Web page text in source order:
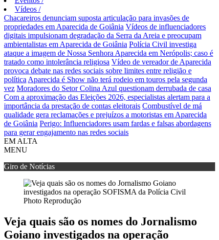
Vídeos /
Chacareiros denunciam suposta articulação para invasões de
propriedades em Aparecida de Goiânia Vídeos de influenciadores
digitais impulsionam degradação da Serra da Areia e preocupam
ambientalistas em Aparecida de Goiânia Polícia Civil investiga
ataque a imagem de Nossa Senhora Aparecida em Nerópolis; caso é
tratado como intolerância religiosa Vídeo de vereador de Aparecida
provoca debate nas redes sociais sobre limites entre religião e
política Aparecida é Show não terá rodeio em touros pela segunda
vez Moradores do Setor Colina Azul questionam derrubada de casa
Com a aproximação das Eleições 2026, especialistas alertam para a
importância da prestação de contas eleitorais Combustível de má
qualidade gera reclamações e prejuízos a motoristas em Aparecida
de Goiânia Perigo: Influenciadores usam fardas e falsas abordagens
para gerar engajamento nas redes sociais
EM ALTA
MENU
Giro de Notícias
Photo Reprodução
Veja quais são os nomes do Jornalismo
Goiano investigados na operação